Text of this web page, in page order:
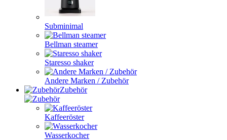
Subminimal
Bellman steamer
Staresso shaker
Andere Marken / Zubehör
Zubehör
Kaffeeröster
Wasserkocher